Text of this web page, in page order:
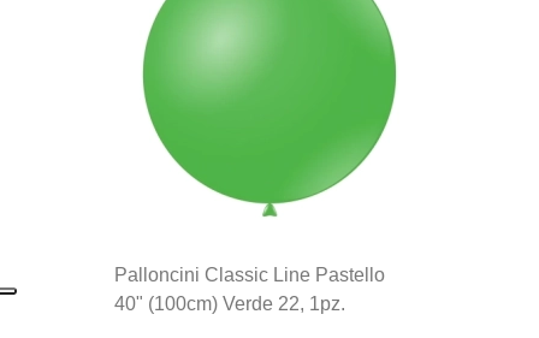
1902. Si distinguono per la qualità eccezionale e la
produzione Made in Italy, sinonimo di maestria
artigianale e attenzione ai dettagli.
Palloncini Classic Line Pastello
40" (100cm) Verde 22, 1pz.